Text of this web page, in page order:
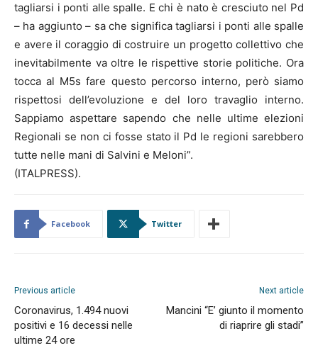
tagliarsi i ponti alle spalle. E chi è nato è cresciuto nel Pd
– ha aggiunto – sa che significa tagliarsi i ponti alle spalle
e avere il coraggio di costruire un progetto collettivo che
inevitabilmente va oltre le rispettive storie politiche. Ora
tocca al M5s fare questo percorso interno, però siamo
rispettosi dell’evoluzione e del loro travaglio interno.
Sappiamo aspettare sapendo che nelle ultime elezioni
Regionali se non ci fosse stato il Pd le regioni sarebbero
tutte nelle mani di Salvini e Meloni”.
(ITALPRESS).
Facebook Twitter
Previous article
Coronavirus, 1.494 nuovi
positivi e 16 decessi nelle
ultime 24 ore
Next article
Mancini “E’ giunto il momento
di riaprire gli stadi”